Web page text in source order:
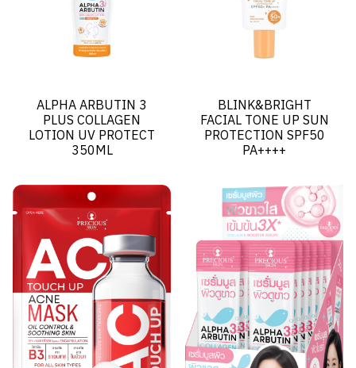
ALPHA ARBUTIN 3
PLUS COLLAGEN
LOTION UV PROTECT
350ML
BLINK&BRIGHT
FACIAL TONE UP SUN
PROTECTION SPF50
PA++++